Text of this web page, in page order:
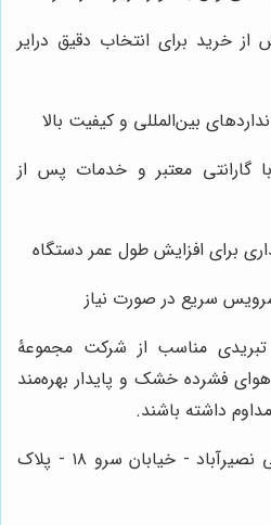
خرید برای انتخاب دقیق درایر
بین‌المللی و کیفیت بالا
گارانتی معتبر و خدمات پس از
برای افزایش طول عمر دستگاه
سریع در صورت نیاز
مناسب از شرکت مجموعۀ
هوای فشرده خشک و پایدار بهره‌مند
داشته باشند.
آدرس :تهران - شهرک صنعتی نصیرآباد - خیابان سرو ۱۸ - پلاک